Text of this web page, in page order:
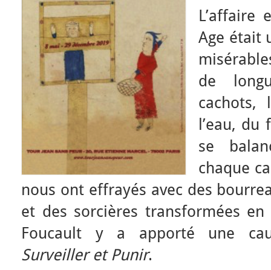
L’affaire
Age était
de
cachots,
l’eau,
se
chaque
nous ont effrayés avec des
et des sorcières transformées
Foucault y a apporté une
Surveiller et Punir.